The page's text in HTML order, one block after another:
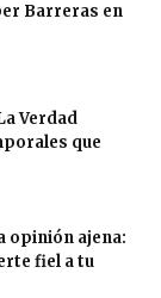
Barreras en
Verdad
que
opinión ajena:
fiel a tu